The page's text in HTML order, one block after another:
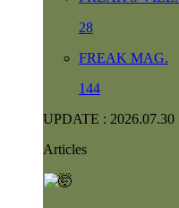
28
FREAK MAG.
144
UPDATE : 2026.07.30
Articles